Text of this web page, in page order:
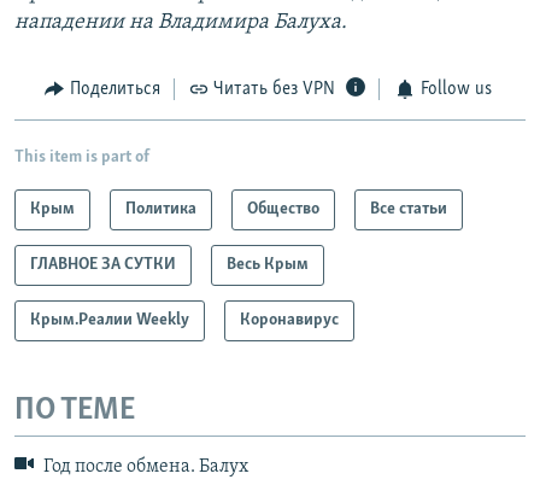
нападении на Владимира Балуха.
Поделиться Читать без VPN Follow us
This item is part of
Крым Политика Общество Все статьи
ГЛАВНОЕ ЗА СУТКИ Весь Крым
Крым.Реалии Weekly Коронавирус
ПО ТЕМЕ
Год после обмена. Балух